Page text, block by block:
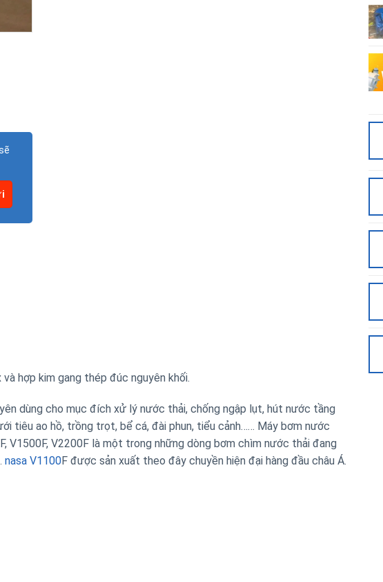
hợp kim gang thép đúc nguyên khối.
dùng cho mục đích xử lý nước thải, chống ngập lụt, hút nước tầng
tiêu ao hồ, trồng trọt, bể cá, đài phun, tiểu cảnh…… Máy bơm nước
V1500F, V2200F là một trong những dòng bơm chìm nước thải đang
nasa V1100F được sản xuất theo đây chuyền hiện đại hàng đầu châu Á.